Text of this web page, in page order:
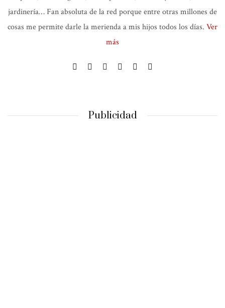
jardinería… Fan absoluta de la red porque entre otras millones de
cosas me permite darle la merienda a mis hijos todos los días. Ver
más
Publicidad